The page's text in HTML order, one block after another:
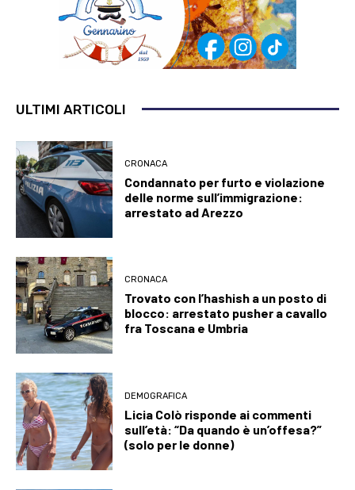
ULTIMI ARTICOLI
CRONACA
Condannato per furto e violazione
delle norme sull’immigrazione:
arrestato ad Arezzo
CRONACA
Trovato con l’hashish a un posto di
blocco: arrestato pusher a cavallo
fra Toscana e Umbria
DEMOGRAFICA
Licia Colò risponde ai commenti
sull’età: “Da quando è un’offesa?”
(solo per le donne)